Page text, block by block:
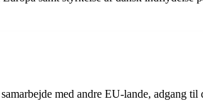
med andre EU-lande, adgang til